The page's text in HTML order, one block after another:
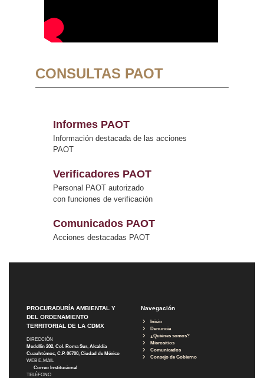
CONSULTAS PAOT
Informes PAOT
Información destacada de las acciones
PAOT
Verificadores PAOT
Personal PAOT autorizado
con funciones de verificación
Comunicados PAOT
Acciones destacadas PAOT
PROCURADURÍA AMBIENTAL Y
DEL ORDENAMIENTO
TERRITORIAL DE LA CDMX
DIRECCIÓN
Medellín 202, Col. Roma Sur, Alcaldía
Cuauhtémoc, C.P. 06700, Ciudad de México
WEB E-MAIL
Correo Institucional
TELÉFONO
Navegación
Inicio
Denuncia
¿Quiénes somos?
Micrositios
Comunicados
Consejo de Gobierno